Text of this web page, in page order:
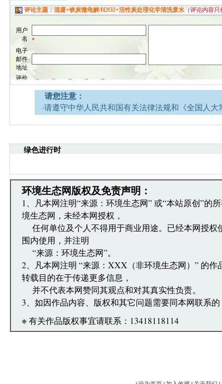
请您注意：
·请遵守中华人民共和国有关法律法规和《全国人
引起的法律责任。
·环境生态网文章跟帖管理员有权保留或删除其管辖
·发表本评论即表明您已经阅读并接受上述条款，如
文章跟帖管理员反映。
绿色进行时
环境生态网版权及免责声明：
1、凡本网注明“来源：环境生态网” 或“本站原创”的
境生态网，未经本网授权，
任何单位及个人不得用于商业用途。已经本网授权
围内使用，并注明
“来源：环境生态网”。
2、凡本网注明 “来源：XXX（非环境生态网）” 的作
转载目的在于传递更多信息，
并不代表本网赞同其观点和对其真实性负责。
3、如因作品内容、版权和其它问题需要同本网联系
※ 有关作品版权事宜请联系：13418118114